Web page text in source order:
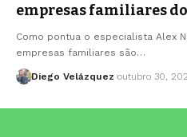
empresas familiares
Como pontua o especialista Alex
empresas familiares são…
Diego Velázquez outubro 30,